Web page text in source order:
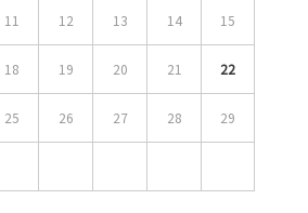
11 12 13 14 15
18 19 20 21 22
25 26 27 28 29